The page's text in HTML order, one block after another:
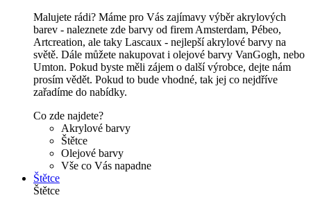
Malujete rádi? Máme pro Vás zajímavy výběr akrylových
barev - naleznete zde barvy od firem Amsterdam, Pébeo,
Artcreation, ale taky Lascaux - nejlepší akrylové barvy na
světě. Dále můžete nakupovat i olejové barvy VanGogh, nebo
Umton. Pokud byste měli zájem o další výrobce, dejte nám
prosím vědět. Pokud to bude vhodné, tak jej co nejdříve
zařadíme do nabídky.
Co zde najdete?
Akrylové barvy
Štětce
Olejové barvy
Vše co Vás napadne
Štětce
Štětce